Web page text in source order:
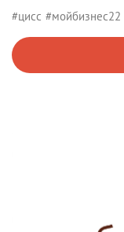
#цисс #мойбизнес22